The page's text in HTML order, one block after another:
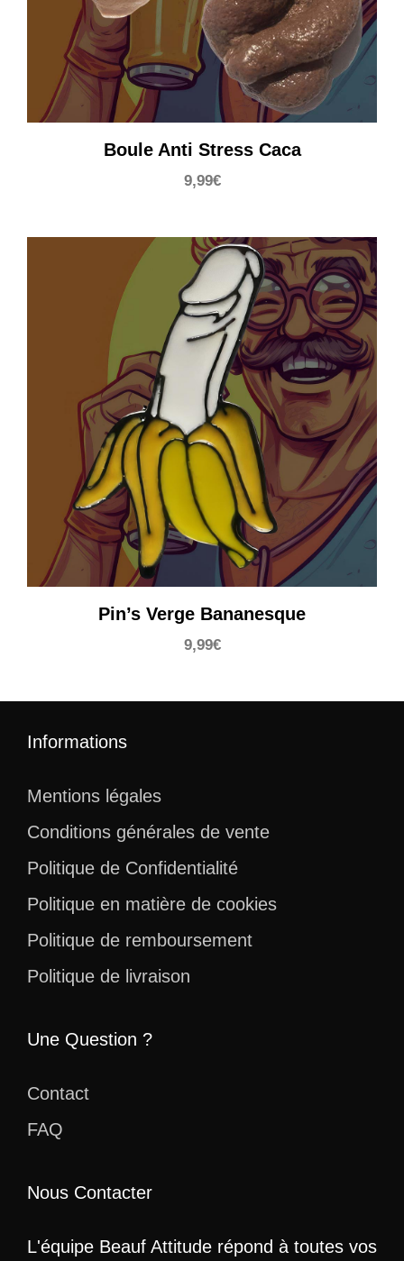
Boule Anti Stress Caca
9,99€
Pin’s Verge Bananesque
9,99€
Informations
Mentions légales
Conditions générales de vente
Politique de Confidentialité
Politique en matière de cookies
Politique de remboursement
Politique de livraison
Une Question ?
Contact
FAQ
Nous Contacter
L'équipe Beauf Attitude répond à toutes vos